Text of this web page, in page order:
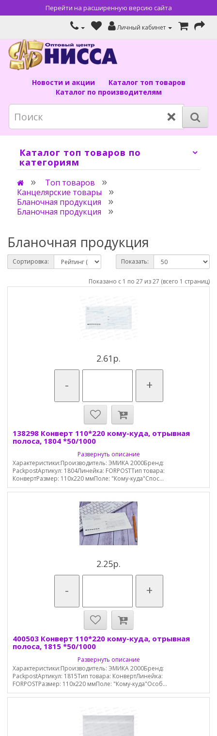
Перейти на расширенную версию сайта
Личный кабинет
Новости и акции
Каталог топ товаров
Каталог по производителям
×
Каталог топ товаров по
категориям
Топ товаров
Канцелярские товары
Бланочная продукция
Бланочная продукция
Бланочная продукция
Сортировка: Показать:
Показано с 1 по 27 из 27 (всего 1 страниц)
2.61р.
- +
138298 Конверт 110*220 кому-куда, отрывная
полоса, 1804 *50/1000
Развернуть описание
Характеристики:Производитель: ЭМИКА 2000Бренд:
PackpostАртикул: 1804Линейка: FORPOSTТип товара:
КонвертРазмер: 110х220 ммПоле: "Кому-куда"Спос...
2.25р.
- +
400503 Конверт 110*220 кому-куда, отрывная
полоса, 1815 *50/1000
Развернуть описание
Характеристики:Производитель: ЭМИКА 2000Бренд:
PackpostАртикул: 1815Тип товара: КонвертЛинейка:
FORPOSTРазмер: 110х220 ммПоле: "Кому-куда"Особ...